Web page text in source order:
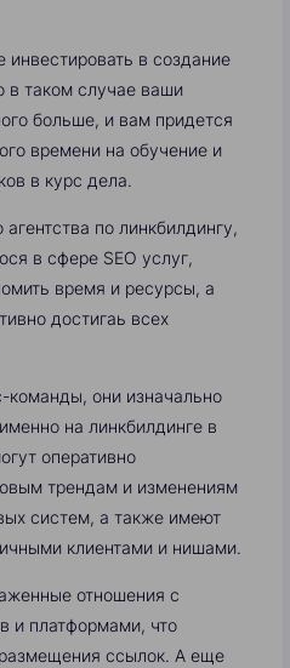
в создание
в таком случае ваши
больше, и вам придется
времени на обучение и
в курс дела.
по линкбилдингу,
в сфере SEO услуг,
время и ресурсы, а
достигаь всех
команды, они изначально
на линкбилдинге в
оперативно
трендам и изменениям
систем, а также имеют
клиентами и нишами.
отношения с
и платформами, что
ссылок. А еще